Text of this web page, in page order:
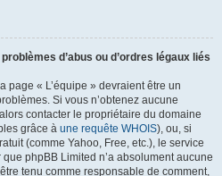
d’abus ou d’ordres légaux liés
page « L’équipe » devraient être un
Si vous n’obtenez aucune
contacter le propriétaire du domaine
grâce à une requête WHOIS), ou, si
(comme Yahoo, Free, etc.), le service
phpBB Limited n’a absolument aucune
tenu comme responsable de comment,